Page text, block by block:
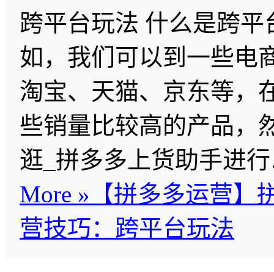
跨平台玩法 什么是跨平
如，我们可以到一些电
淘宝、天猫、京东等，
些销量比较高的产品，
逛_拼多多上货助手进
More » 【拼多多运营】
营技巧：跨平台玩法